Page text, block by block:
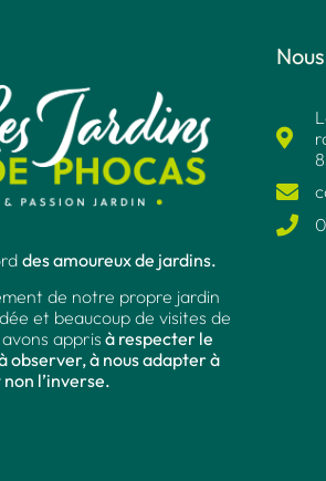
des amoureux de jardins.
de notre propre jardin
et beaucoup de visites de
appris à respecter le
observer, à nous adapter à
l’inverse.